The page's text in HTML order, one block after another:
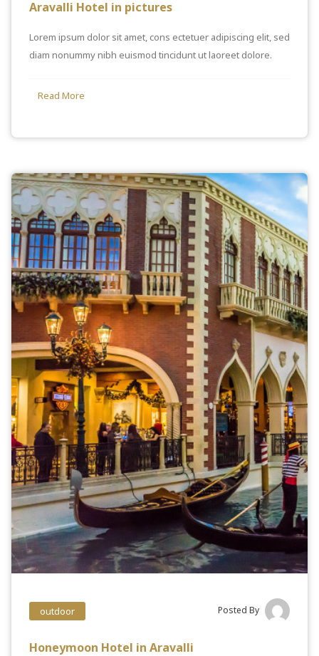
Aravalli Hotel in pictures
Lorem ipsum dolor sit amet, cons ectetuer adipiscing elit, sed
diam nonummy nibh euismod tincidunt ut laoreet dolore.
Read More
outdoor Posted By
Honeymoon Hotel in Aravalli